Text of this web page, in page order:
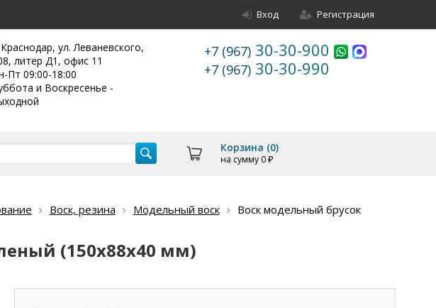
Вход Регистрация
Краснодар, ул. Леваневского,
литер Д1, офис 11
Пт 09:00-18:00
и Воскресенье -
+7 (967) 30-30-900
+7 (967) 30-30-990
Корзина (0)
на сумму 0 ₽
Воск, резина Модельный воск
Воск модельный брусок
(150х88х40 мм)